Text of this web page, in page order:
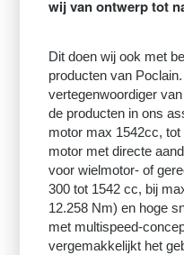
wij van ontwerp tot
Dit doen wij ook met
producten van
vertegenwoordiger
de producten in ons
motor max 1542cc, tot
motor met directe
voor wielmotor- of
300 tot 1542 cc, bij
12.258 Nm) en hoge
met multispeed-
vergemakkelijkt het